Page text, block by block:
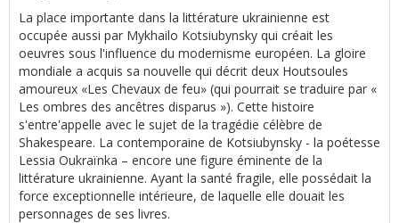
La place importante dans la littérature ukrainienne est
occupée aussi par Mykhailo Kotsiubynsky qui créait les
oeuvres sous l'influence du modernisme européen. La gloire
mondiale a acquis sa nouvelle qui décrit deux Houtsoules
amoureux «Les Chevaux de feu» (qui pourrait se traduire par «
Les ombres des ancêtres disparus »). Cette histoire
s'entre'appelle avec le sujet de la tragédie célèbre de
Shakespeare. La contemporaine de Kotsiubynsky - la poétesse
Lessia Oukraïnka – encore une figure éminente de la
littérature ukrainienne. Ayant la santé fragile, elle possédait la
force exceptionnelle intérieure, de laquelle elle douait les
personnages de ses livres.